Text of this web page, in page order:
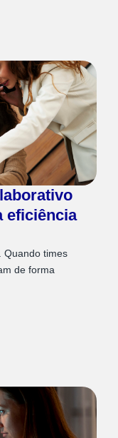
eficiência
Quando times
de forma